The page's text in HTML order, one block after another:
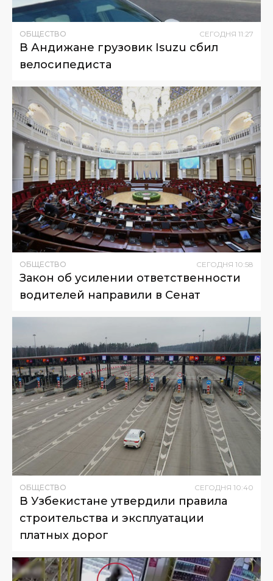
ОБЩЕСТВО СЕГОДНЯ 11:27
В Андижане грузовик Isuzu сбил
велосипедиста
ОБЩЕСТВО СЕГОДНЯ 10:58
Закон об усилении ответственности
водителей направили в Сенат
ОБЩЕСТВО СЕГОДНЯ 10:40
В Узбекистане утвердили правила
строительства и эксплуатации
платных дорог